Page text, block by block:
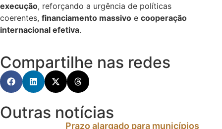
execução, reforçando a urgência de políticas
coerentes, financiamento massivo e cooperação
internacional efetiva.
Compartilhe nas redes
Outras notícias
Prazo alargado para municípios